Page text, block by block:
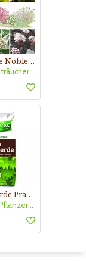
Blütenhecke Nobless-Kollektion Nr. 402
10 Hecken Sträucher - für 10 lfm Blütenhecke - Blühend März - Oktober
Bio Pflanzerde Praskac
Praskac Bio Pflanzerde